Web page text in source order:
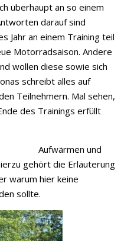
überhaupt an so einem
darauf sind
Jahr an einem Training teil
Motorradsaison. Andere
wollen diese sowie sich
schreibt alles auf
Teilnehmern. Mal sehen,
des Trainings erfüllt
Aufwärmen und
gehört die Erläuterung
warum hier keine
sollte.